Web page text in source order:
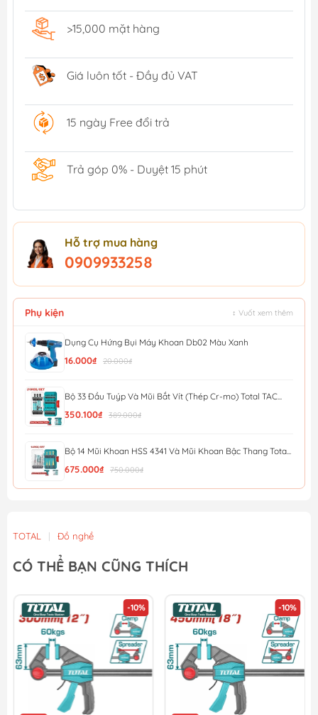
>15,000 mặt hàng
Giá luôn tốt - Đầy đủ VAT
15 ngày Free đổi trả
Trả góp 0% - Duyệt 15 phút
Hỗ trợ mua hàng
0909933258
Phụ kiện ↕ Vuốt xem thêm
Dụng Cụ Hứng Bụi Máy Khoan Db02 Màu Xanh
16.000₫ 20.000₫
Bộ 33 Đầu Tuýp Và Mũi Bắt Vít (Thép Cr-mo) Total TAC...
350.100₫ 389.000₫
Bộ 14 Mũi Khoan HSS 4341 Và Mũi Khoan Bậc Thang Tota...
675.000₫ 750.000₫
Bộ 49 Mũi Bắt Vít Đa Năng (Thép Cr-mo) Total TACSDL2...
444.600₫
Bộ 45 Mũi Siết Vít Xoắn Total TACSDL24501
340.200₫ 378.000₫
TOTAL | Đồ nghề
CÓ THỂ BẠN CŨNG THÍCH
-10% -10%